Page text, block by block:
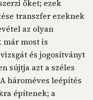
őket; ezek
transzfer ezeknek
az olyan
már most is
és jogosítványt
sújtja azt a széles
hároméves leépítés
építenek; a